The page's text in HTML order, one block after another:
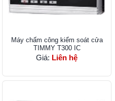
Máy chấm công kiểm soát cửa
TIMMY T300 IC
Giá: Liên hệ